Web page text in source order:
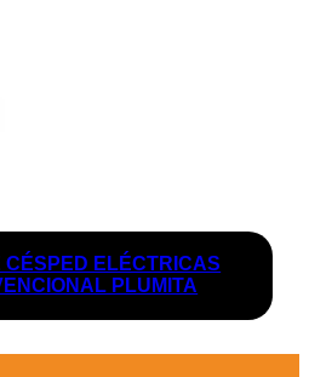
ELÉCTRICAS
PLUMITA